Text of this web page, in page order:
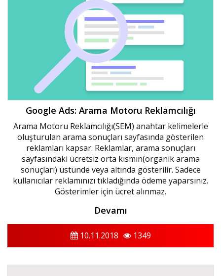
Google Ads: Arama Motoru Reklamcılığı
Arama Motoru Reklamcılığı(SEM) anahtar kelimelerle
oluşturulan arama sonuçları sayfasında gösterilen
reklamları kapsar. Reklamlar, arama sonuçları
sayfasındaki ücretsiz orta kısmın(organik arama
sonuçları) üstünde veya altında gösterilir. Sadece
kullanıcılar reklamınızı tıkladığında ödeme yaparsınız.
Gösterimler için ücret alınmaz.
Devamı
10.11.2018 1349